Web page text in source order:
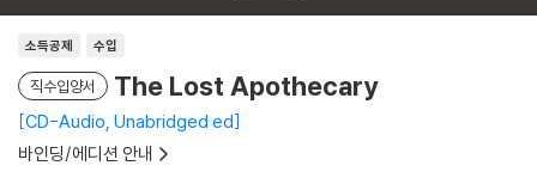
소득공제 수입
직수입양서 The Lost Apothecary
CD-Audio, Unabridged ed
바인딩/에디션 안내